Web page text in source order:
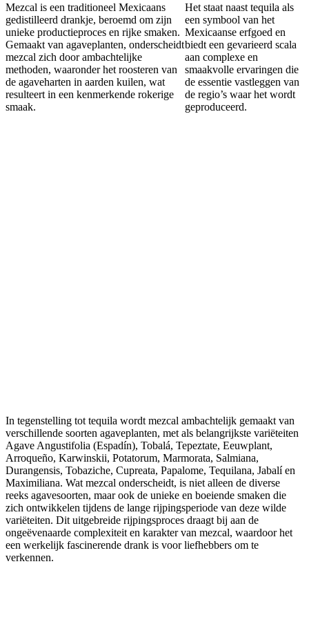
Mezcal is een traditioneel Mexicaans
gedistilleerd drankje, beroemd om zijn
unieke productieproces en rijke smaken.
Gemaakt van agaveplanten, onderscheidt
mezcal zich door ambachtelijke
methoden, waaronder het roosteren van
de agaveharten in aarden kuilen, wat
resulteert in een kenmerkende rokerige
smaak.
Het staat naast tequila als
een symbool van het
Mexicaanse erfgoed en
biedt een gevarieerd scala
aan complexe en
smaakvolle ervaringen die
de essentie vastleggen van
de regio’s waar het wordt
geproduceerd.
In tegenstelling tot tequila wordt mezcal ambachtelijk gemaakt van
verschillende soorten agaveplanten, met als belangrijkste variëteiten
Agave Angustifolia (Espadín), Tobalá, Tepeztate, Eeuwplant,
Arroqueño, Karwinskii, Potatorum, Marmorata, Salmiana,
Durangensis, Tobaziche, Cupreata, Papalome, Tequilana, Jabalí en
Maximiliana. Wat mezcal onderscheidt, is niet alleen de diverse
reeks agavesoorten, maar ook de unieke en boeiende smaken die
zich ontwikkelen tijdens de lange rijpingsperiode van deze wilde
variëteiten. Dit uitgebreide rijpingsproces draagt bij aan de
ongeëvenaarde complexiteit en karakter van mezcal, waardoor het
een werkelijk fascinerende drank is voor liefhebbers om te
verkennen.